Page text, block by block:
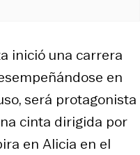
inició una carrera
en
será protagonista
cinta dirigida por
en Alicia en el